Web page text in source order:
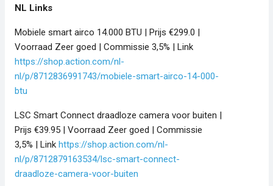
NL Links
Mobiele smart airco 14.000 BTU | Prijs €299.0 |
Voorraad Zeer goed | Commissie 3,5% | Link
https://shop.action.com/nl-
nl/p/8712836991743/mobiele-smart-airco-14-000-
btu
LSC Smart Connect draadloze camera voor buiten |
Prijs €39.95 | Voorraad Zeer goed | Commissie
3,5% | Link https://shop.action.com/nl-
nl/p/8712879163534/lsc-smart-connect-
draadloze-camera-voor-buiten